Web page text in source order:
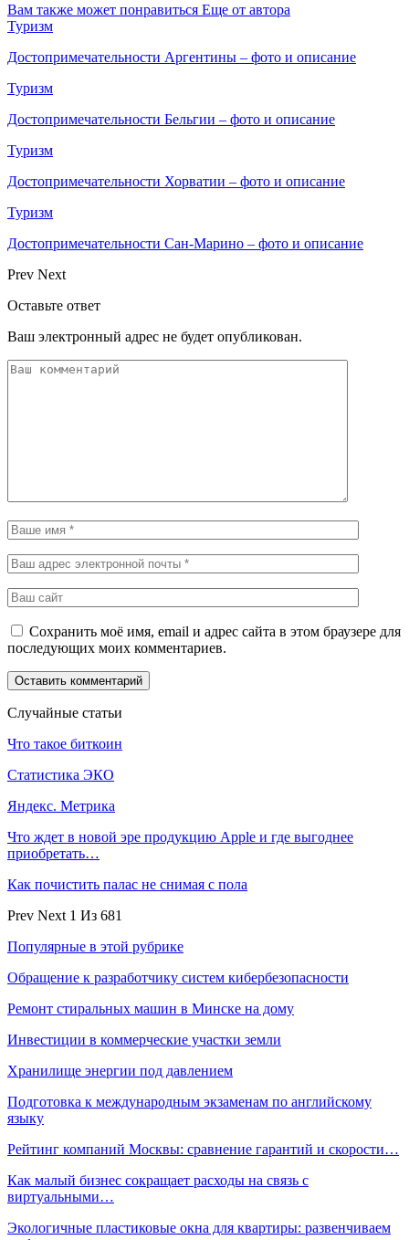
Вам также может понравиться Еще от автора
Туризм
Достопримечательности Аргентины – фото и описание
Туризм
Достопримечательности Бельгии – фото и описание
Туризм
Достопримечательности Хорватии – фото и описание
Туризм
Достопримечательности Сан-Марино – фото и описание
Prev Next
Оставьте ответ
Ваш электронный адрес не будет опубликован.
Сохранить моё имя, email и адрес сайта в этом браузере для
последующих моих комментариев.
Случайные статьи
Что такое биткоин
Статистика ЭКО
Яндекс. Метрика
Что ждет в новой эре продукцию Apple и где выгоднее
приобретать…
Как почистить палас не снимая с пола
Prev Next 1 Из 681
Популярные в этой рубрике
Обращение к разработчику систем кибербезопасности
Ремонт стиральных машин в Минске на дому
Инвестиции в коммерческие участки земли
Хранилище энергии под давлением
Подготовка к международным экзаменам по английскому
языку
Рейтинг компаний Москвы: сравнение гарантий и скорости…
Как малый бизнес сокращает расходы на связь с
виртуальными…
Экологичные пластиковые окна для квартиры: развенчиваем